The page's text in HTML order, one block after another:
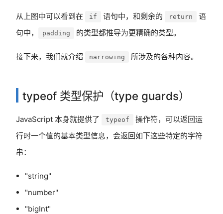
从上图中可以看到在 if 语句中，和剩余的 return
语
句中，
padding 的类型都推导为更精确的类型。
接下来，我们就介绍 narrowing 所涉及的各种内容。
typeof 类型保护（type guards）
JavaScript 本身就提供了 typeof
操作符，可以返回运
行时一个值的基本类型信息，会返回如下这些特定的字符
串：
"string"
"number"
"bigInt"